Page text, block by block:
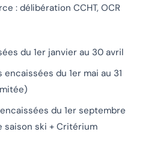
: délibération CCHT, OCR
du 1er janvier au 30 avril
du 1er mai au 31
du 1er septembre
saison ski + Critérium